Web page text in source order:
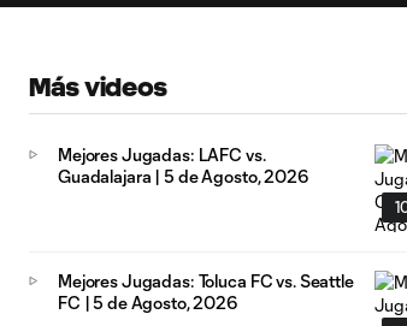
Más videos
Mejores Jugadas: LAFC vs.
Guadalajara | 5 de Agosto, 2026
Mejores Jugadas: Toluca FC vs. Seattle
FC | 5 de Agosto, 2026